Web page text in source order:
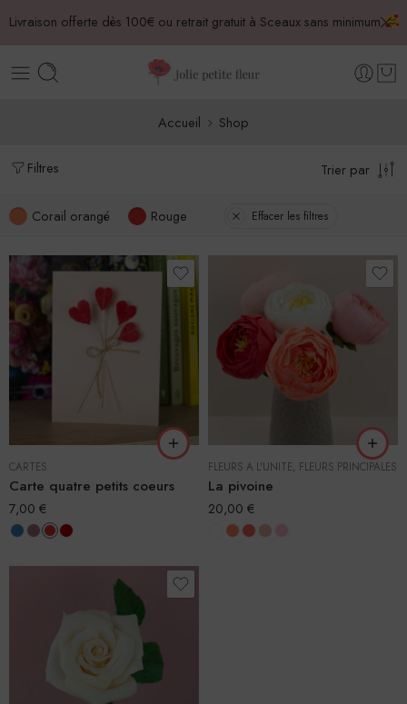
Livraison offerte dès 100€ ou retrait gratuit à Sceaux sans minimum
Accueil Shop
Filtres Trier par
Corail orangé Rouge Effacer les filtres
CARTES
Carte quatre petits coeurs
7,00 €
FLEURS À L'UNITÉ FLEURS PRINCIPALES
La pivoine
20,00 €